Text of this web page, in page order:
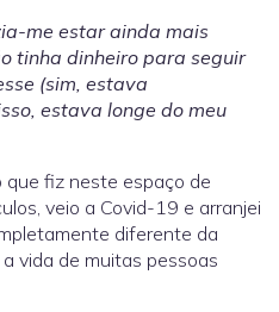
me estar ainda mais
tinha dinheiro para seguir
(sim, estava
estava longe do meu
fiz neste espaço de
veio a Covid-19 e arranjei
diferente da
vida de muitas pessoas